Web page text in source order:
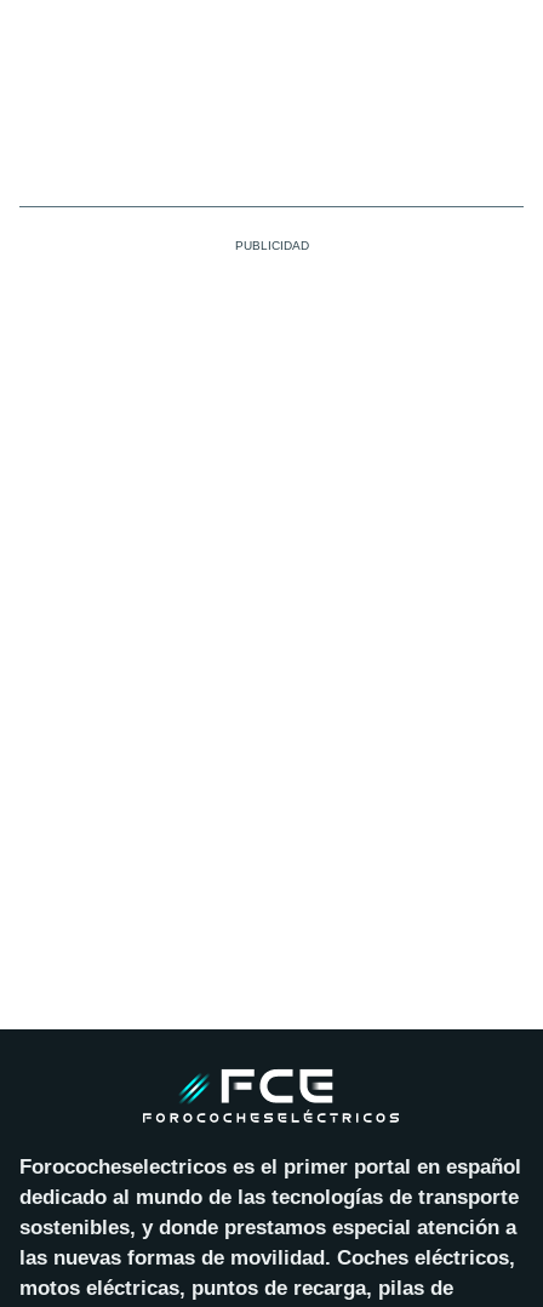
Forococheselectricos es el primer portal en español
dedicado al mundo de las tecnologías de transporte
sostenibles, y donde prestamos especial atención a
las nuevas formas de movilidad. Coches eléctricos,
motos eléctricas, puntos de recarga, pilas de